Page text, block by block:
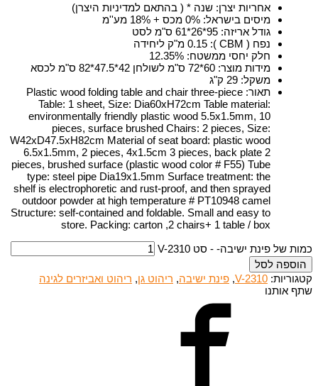
אחריות יצרן: שנה * ( בהתאם למדיניות היצרן)
מיסים בישראל: 0% מכס + 18% מע''מ
גודל אריזה: 95*26*61 ס"מ לסט
נפח ( CBM )
: 0.15 מ"ק ליחידה
חלק יחסי ממשטח:
12.35%
מידות מוצר: 60*72 ס"מ לשולחן 42*47.5*82 ס"מ לכסא
משקל: 29 ק"ג
תאור:
Plastic wood folding table and chair three-piece
Table: 1 sheet, Size: Dia60xH72cm Table material:
environmentally friendly plastic wood 5.5x1.5mm, 10
pieces, surface brushed Chairs: 2 pieces, Size:
W42xD47.5xH82cm Material of seat board: plastic wood
6.5x1.5mm, 2 pieces, 4x1.5cm 3 pieces, back plate 2
pieces, brushed surface (plastic wood color # F55) Tube
type: steel pipe Dia19x1.5mm Surface treatment: the
shelf is electrophoretic and rust-proof, and then sprayed
outdoor powder at high temperature # PT10948 camel
Structure: self-contained and foldable. Small and easy to
store. Packing: carton ,2 chairs+ 1 table / box
כמות של פינת ישיבה- - סט V-2310
הוספה לסל
קטגוריות: V-2310
, פינת ישיבה, ריהוט גן, ריהוט ואביזרים לגינה
שתף אותנו